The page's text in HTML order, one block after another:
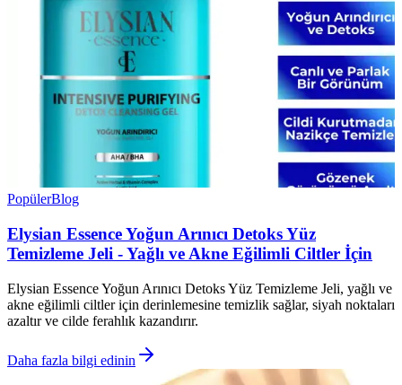
PopülerBlog
Elysian Essence Yoğun Arınıcı Detoks Yüz
Temizleme Jeli - Yağlı ve Akne Eğilimli Ciltler İçin
Elysian Essence Yoğun Arınıcı Detoks Yüz Temizleme Jeli, yağlı ve
akne eğilimli ciltler için derinlemesine temizlik sağlar, siyah noktaları
azaltır ve cilde ferahlık kazandırır.
Daha fazla bilgi edinin